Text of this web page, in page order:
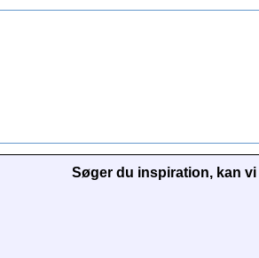
Søger du inspiration, kan